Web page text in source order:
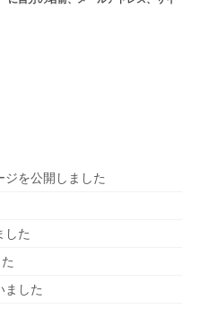
を公開しました
した
ました